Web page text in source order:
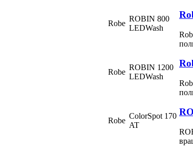
Robe
ROBIN 800
LEDWash
Robe
ROBIN 1200
LEDWash
Robe
ColorSpot 170
AT